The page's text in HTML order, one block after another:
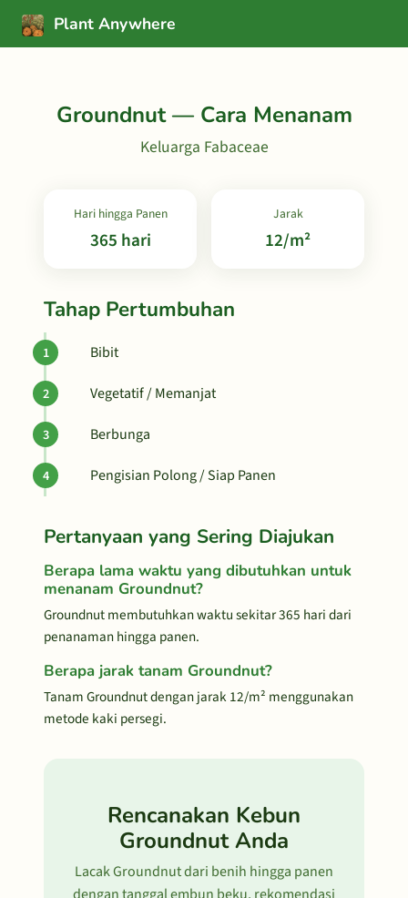
Plant Anywhere
Groundnut — Cara Menanam
Keluarga Fabaceae
Hari hingga Panen
365 hari
Jarak
12/m²
Tahap Pertumbuhan
Bibit
Vegetatif / Memanjat
Berbunga
Pengisian Polong / Siap Panen
Pertanyaan yang Sering Diajukan
Berapa lama waktu yang dibutuhkan untuk
menanam Groundnut?
Groundnut membutuhkan waktu sekitar 365 hari dari
penanaman hingga panen.
Berapa jarak tanam Groundnut?
Tanam Groundnut dengan jarak 12/m² menggunakan
metode kaki persegi.
Rencanakan Kebun
Groundnut Anda
Lacak Groundnut dari benih hingga panen